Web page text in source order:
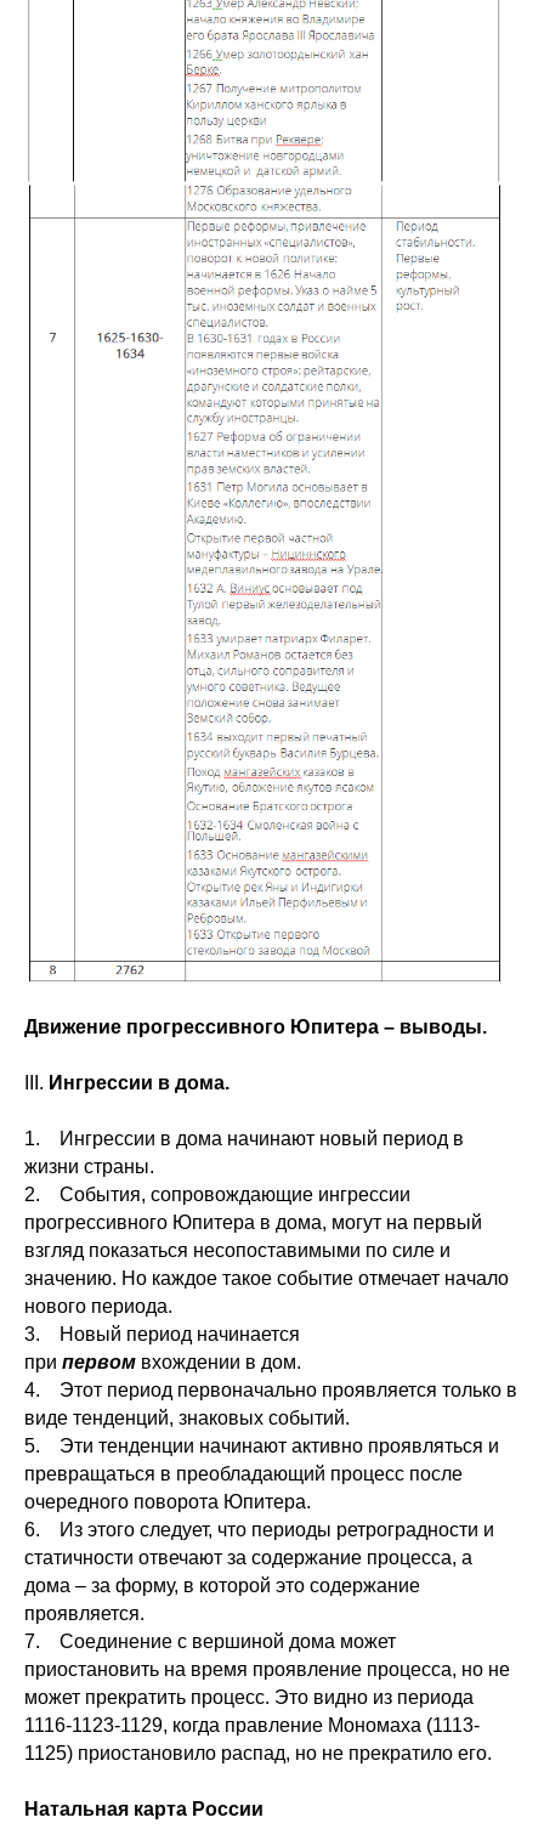
Движение прогрессивного Юпитера – выводы.
III. Ингрессии в дома.
1. Ингрессии в дома начинают новый период в
жизни страны.
2. События, сопровождающие ингрессии
прогрессивного Юпитера в дома, могут на первый
взгляд показаться несопоставимыми по силе и
значению. Но каждое такое событие отмечает начало
нового периода.
3. Новый период начинается
при первом вхождении в дом.
4. Этот период первоначально проявляется только в
виде тенденций, знаковых событий.
5. Эти тенденции начинают активно проявляться и
превращаться в преобладающий процесс после
очередного поворота Юпитера.
6. Из этого следует, что периоды ретроградности и
статичности отвечают за содержание процесса, а
дома – за форму, в которой это содержание
проявляется.
7. Соединение с вершиной дома может
приостановить на время проявление процесса, но не
может прекратить процесс. Это видно из периода
1116-1123-1129, когда правление Мономаха (1113-
1125) приостановило распад, но не прекратило его.
Натальная карта России